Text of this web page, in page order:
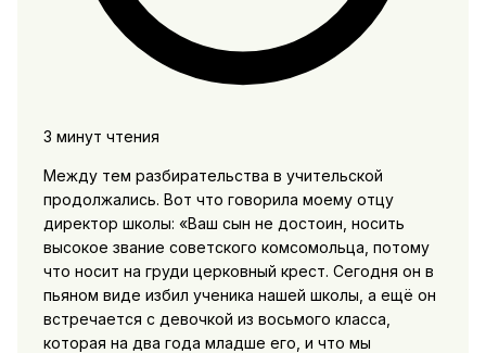
3 минут чтения
Между тем разбирательства в учительской
продолжались. Вот что говорила моему отцу
директор школы: «Ваш сын не достоин, носить
высокое звание советского комсомольца, потому
что носит на груди церковный крест. Сегодня он в
пьяном виде избил ученика нашей школы, а ещё он
встречается с девочкой из восьмого класса,
которая на два года младше его, и что мы